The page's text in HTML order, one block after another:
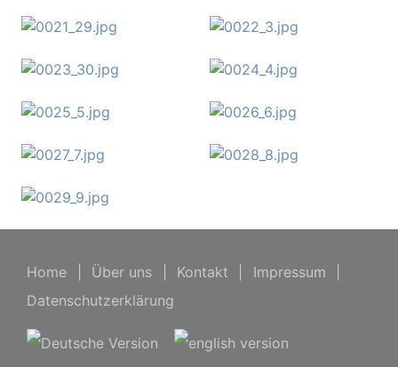
Home Über uns Kontakt Impressum
Datenschutzerklärung